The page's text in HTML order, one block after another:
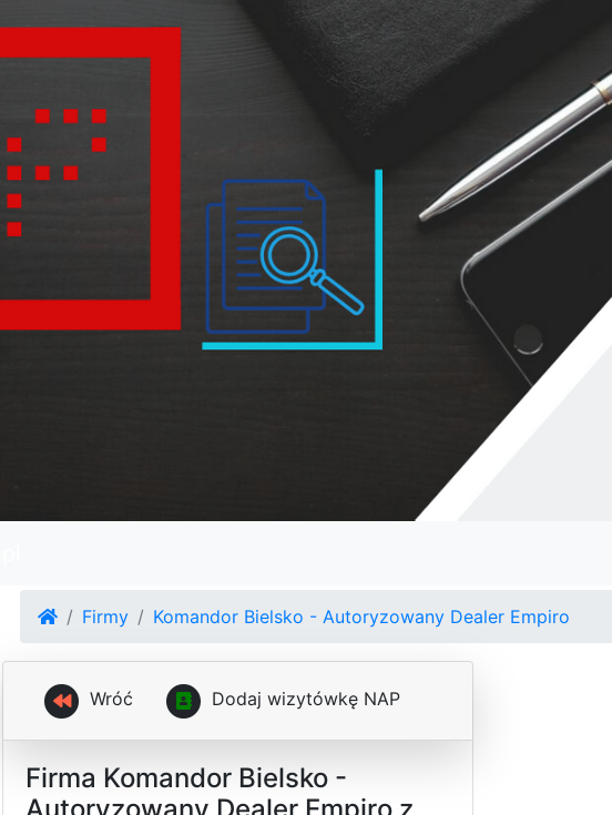
Firmy Komandor Bielsko - Autoryzowany Dealer Empiro
Wróć Dodaj wizytówkę NAP
Firma Komandor Bielsko -